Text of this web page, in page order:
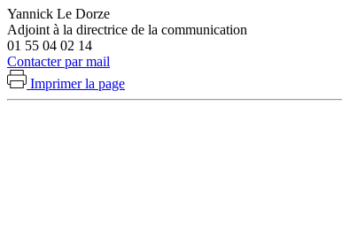
Yannick Le Dorze
Adjoint à la directrice de la communication
01 55 04 02 14
Contacter par mail
Imprimer la page